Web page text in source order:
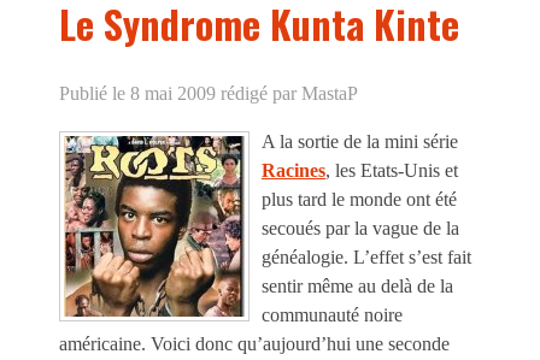
Le Syndrome Kunta Kinte
Publié le 8 mai 2009 rédigé par MastaP
A la sortie de la mini série
Racines, les Etats-Unis et
plus tard le monde ont été
secoués par la vague de la
généalogie. L’effet s’est fait
sentir même au delà de la
communauté noire
américaine. Voici donc qu’aujourd’hui une seconde